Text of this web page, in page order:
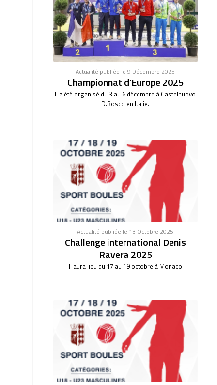
Actualité publiée le 9 Décembre 2025
Championnat d'Europe 2025
Il a été organisé du 3 au 6 décembre à Castelnuovo
D.Bosco en Italie.
Actualité publiée le 13 Octobre 2025
Challenge international Denis
Ravera 2025
Il aura lieu du 17 au 19 octobre à Monaco